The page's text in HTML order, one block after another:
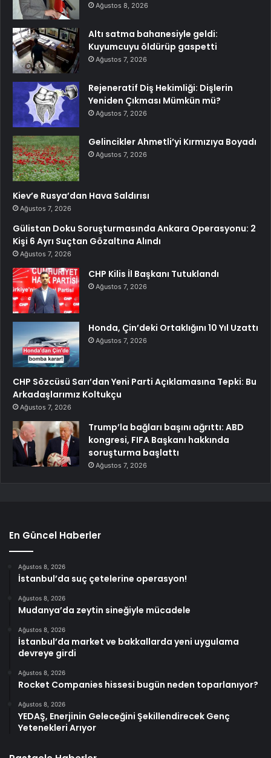
Ağustos 8, 2026
Altı satma bahanesiyle geldi:
Kuyumcuyu öldürüp gaspetti
Ağustos 7, 2026
Rejeneratif Diş Hekimliği: Dişlerin
Yeniden Çıkması Mümkün mü?
Ağustos 7, 2026
Gelincikler Ahmetli’yi Kırmızıya Boyadı
Ağustos 7, 2026
Kiev’e Rusya’dan Hava Saldırısı
Ağustos 7, 2026
Gülistan Doku Soruşturmasında Ankara Operasyonu: 2
Kişi 6 Ayrı Suçtan Gözaltına Alındı
Ağustos 7, 2026
CHP Kilis İl Başkanı Tutuklandı
Ağustos 7, 2026
Honda, Çin’deki Ortaklığını 10 Yıl Uzattı
Ağustos 7, 2026
CHP Sözcüsü Sarı’dan Yeni Parti Açıklamasına Tepki: Bu
Arkadaşlarımız Koltukçu
Ağustos 7, 2026
Trump’la bağları başını ağrıttı: ABD
kongresi, FIFA Başkanı hakkında
soruşturma başlattı
Ağustos 7, 2026
En Güncel Haberler
Ağustos 8, 2026
İstanbul’da suç çetelerine operasyon!
Ağustos 8, 2026
Mudanya’da zeytin sineğiyle mücadele
Ağustos 8, 2026
İstanbul’da market ve bakkallarda yeni uygulama
devreye girdi
Ağustos 8, 2026
Rocket Companies hissesi bugün neden toparlanıyor?
Ağustos 8, 2026
YEDAŞ, Enerjinin Geleceğini Şekillendirecek Genç
Yetenekleri Arıyor